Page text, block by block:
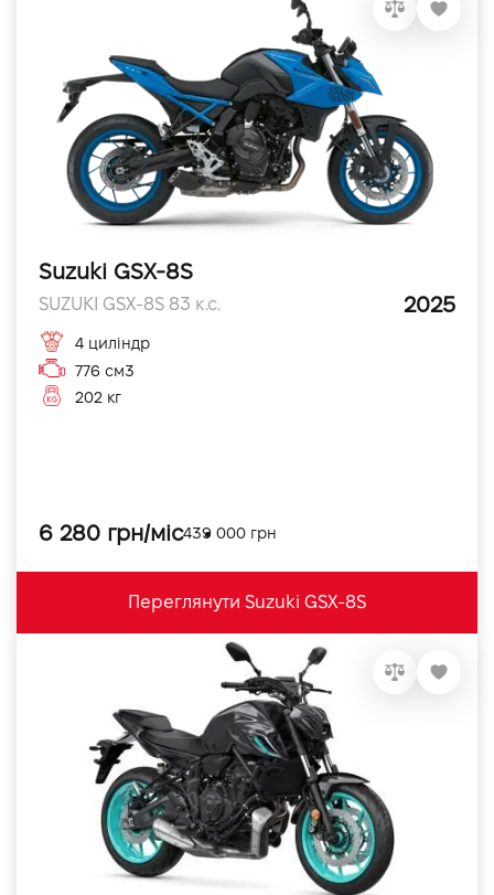
Suzuki GSX-8S
SUZUKI GSX-8S 83 к.с. 2025
4 циліндр
776 см3
202 кг
6 280 грн/міс439 000 грн
Переглянути Suzuki GSX-8S